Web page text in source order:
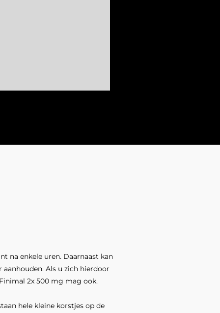
na enkele uren. Daarnaast kan
Als u zich hierdoor
2x 500 mg mag ook.
hele kleine korstjes op de